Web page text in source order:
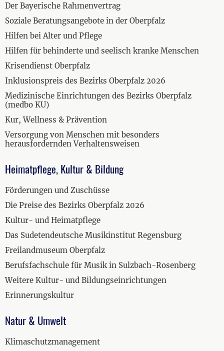
Der Bayerische Rahmenvertrag
Soziale Beratungsangebote in der Oberpfalz
Hilfen bei Alter und Pflege
Hilfen für behinderte und seelisch kranke Menschen
Krisendienst Oberpfalz
Inklusionspreis des Bezirks Oberpfalz 2026
Medizinische Einrichtungen des Bezirks Oberpfalz
(medbo KU)
Kur, Wellness & Prävention
Versorgung von Menschen mit besonders
herausfordernden Verhaltensweisen
Heimatpflege, Kultur & Bildung
Förderungen und Zuschüsse
Die Preise des Bezirks Oberpfalz 2026
Kultur- und Heimatpflege
Das Sudetendeutsche Musikinstitut Regensburg
Freilandmuseum Oberpfalz
Berufsfachschule für Musik in Sulzbach-Rosenberg
Weitere Kultur- und Bildungseinrichtungen
Erinnerungskultur
Natur & Umwelt
Klimaschutzmanagement